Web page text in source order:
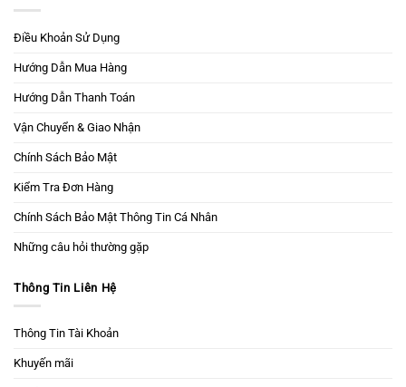
Điều Khoản Sử Dụng
Hướng Dẫn Mua Hàng
Hướng Dẫn Thanh Toán
Vận Chuyển & Giao Nhận
Chính Sách Bảo Mật
Kiểm Tra Đơn Hàng
Chính Sách Bảo Mật Thông Tin Cá Nhân
Những câu hỏi thường gặp
Thông Tin Liên Hệ
Thông Tin Tài Khoản
Khuyến mãi